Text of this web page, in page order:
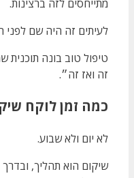
מתייחסים לזה ברצינות.
לעיתים זה היה שם לפני
טיפול טוב בונה
זה ואז זה״.
כמה זמן לוקח
לא יום ולא שבוע.
שיקום הוא תהליך,